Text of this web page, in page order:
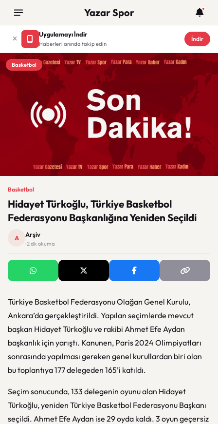
Yazar Spor
Uygulamayı İndir
Haberleri anında takip edin
İndir
Basketbol
Basketbol
Hidayet Türkoğlu, Türkiye Basketbol
Federasyonu Başkanlığına Yeniden Seçildi
A Arşiv
· 2 dk okuma
Türkiye Basketbol Federasyonu Olağan Genel Kurulu,
Ankara’da gerçekleştirildi. Yapılan seçimlerde mevcut
başkan Hidayet Türkoğlu ve rakibi Ahmet Efe Aydan
başkanlık için yarıştı. Kanunen, Paris 2024 Olimpiyatları
sonrasında yapılması gereken genel kurullardan biri olan
bu toplantıya 177 delegeden 165’i katıldı.
Seçim sonucunda, 133 delegenin oyunu alan Hidayet
Türkoğlu, yeniden Türkiye Basketbol Federasyonu Başkanı
seçildi. Ahmet Efe Aydan ise 29 oyda kaldı. 3 oyun geçersiz